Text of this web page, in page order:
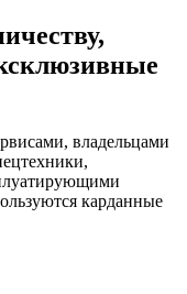
владельцами
карданные